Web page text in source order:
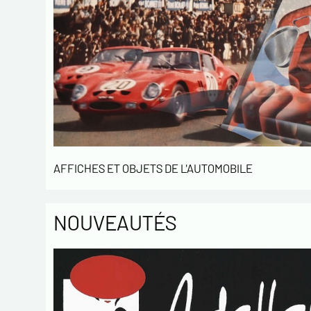
AFFICHES ET OBJETS DE L'AUTOMOBILE
NOUVEAUTÉS